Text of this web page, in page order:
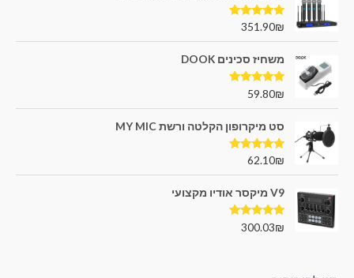
דורג5.00
351.90₪
משחיז סכינים DOOK
דורג5.00
59.80₪
סט מיקרופון הקלטה ורשת MY MIC
דורג 5.00
62.10₪
V9 מיקסר אודיו מקצועי
דורג5.00
300.03₪